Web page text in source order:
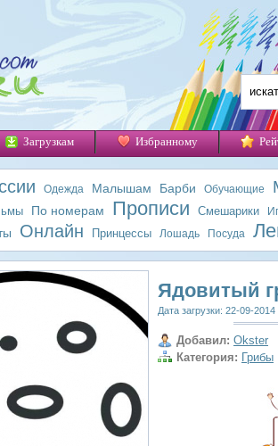
Загрузкам Избранному
Одежда Малышам Барби Обучающие
По номерам Прописи Смешарики
Онлайн Принцессы Лошадь Посуда
Ядовитый
Дата загрузки: 22-09-2014
Добавил: Okster
Категория: Грибы